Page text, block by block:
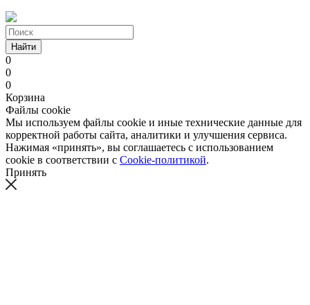
Найти
0
0
0
Корзина
Файлы cookie
Мы используем файлы cookie и иные технические данные для
корректной работы сайта, аналитики и улучшения сервиса.
Нажимая «принять», вы соглашаетесь с использованием
cookie в соответствии с Cookie-политикой.
Принять